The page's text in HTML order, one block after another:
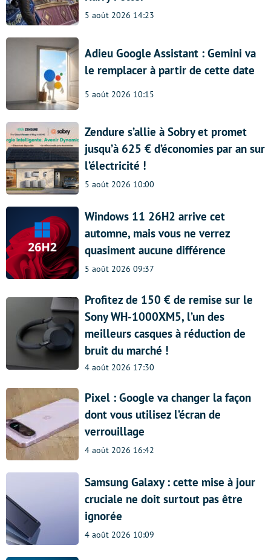
5 août 2026 14:23
Adieu Google Assistant : Gemini va
le remplacer à partir de cette date
5 août 2026 10:15
Zendure s’allie à Sobry et promet
jusqu’à 625 € d’économies par an sur
l’électricité !
5 août 2026 10:00
Windows 11 26H2 arrive cet
automne, mais vous ne verrez
quasiment aucune différence
5 août 2026 09:37
Profitez de 150 € de remise sur le
Sony WH-1000XM5, l’un des
meilleurs casques à réduction de
bruit du marché !
4 août 2026 17:30
Pixel : Google va changer la façon
dont vous utilisez l’écran de
verrouillage
4 août 2026 16:42
Samsung Galaxy : cette mise à jour
cruciale ne doit surtout pas être
ignorée
4 août 2026 10:09